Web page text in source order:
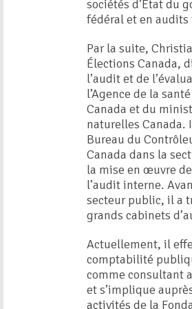
sociétés d’État du
fédéral et en
Par la suite,
Élections Canada,
l’audit et de
l’Agence de la
Canada et du
naturelles Canada.
Bureau du
Canada dans la
la mise en œuvre
l’audit interne.
secteur public, il a
grands cabinets
Actuellement, il
comptabilité
comme consultant
et s’implique
activités de la